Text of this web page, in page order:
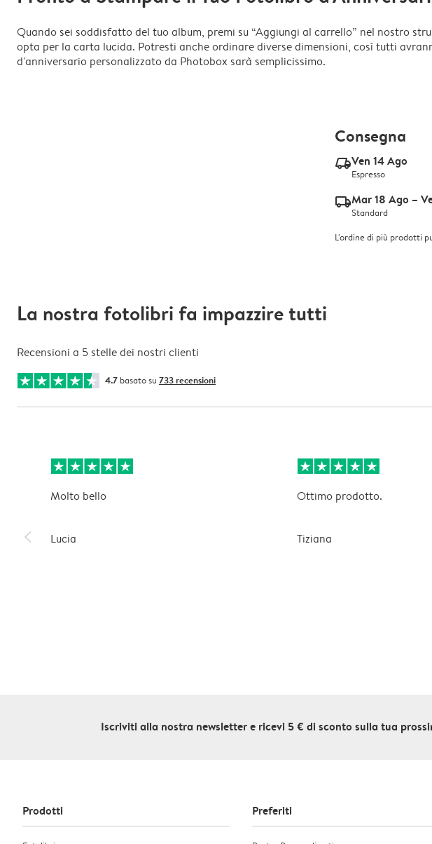
Quando sei soddisfatto del tuo album, premi su “Aggiungi al carrello” nel nostro
opta per la carta lucida. Potresti anche ordinare diverse dimensioni, così tutti
d'anniversario personalizzato da Photobox sarà semplicissimo.
Consegna
delivery_express_v2Ven 14 Ago
Espresso
delivery_standard_v2Mar 18 Ago –
Standard
L'ordine di più prodotti
La nostra fotolibri fa impazzire tutti
Recensioni a 5 stelle dei nostri clienti
4.7 basato su 733 recensioni
slim_arrow_left
Molto bello
Lucia
Ottimo prodotto.
Tiziana
Iscriviti alla nostra newsletter e ricevi 5 € di sconto sulla tua
Prodotti Preferiti